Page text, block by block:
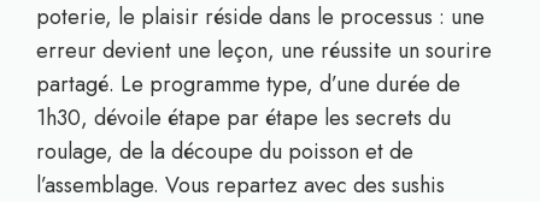
poterie, le plaisir réside dans le processus : une
erreur devient une leçon, une réussite un sourire
partagé. Le programme type, d’une durée de
1h30, dévoile étape par étape les secrets du
roulage, de la découpe du poisson et de
l’assemblage. Vous repartez avec des sushis